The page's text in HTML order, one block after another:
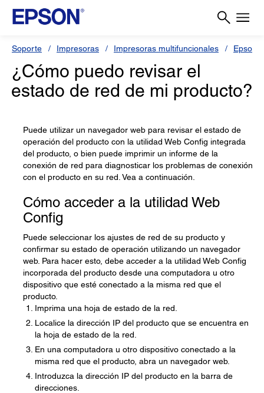
Soporte Impresoras Impresoras multifuncionales Epson
¿Cómo puedo revisar el
estado de red de mi producto?
Puede utilizar un navegador web para revisar el estado de
operación del producto con la utilidad Web Config integrada
del producto, o bien puede imprimir un informe de la
conexión de red para diagnosticar los problemas de conexión
con el producto en su red. Vea a continuación.
Cómo acceder a la utilidad Web
Config
Puede seleccionar los ajustes de red de su producto y
confirmar su estado de operación utilizando un navegador
web. Para hacer esto, debe acceder a la utilidad Web Config
incorporada del producto desde una computadora u otro
dispositivo que esté conectado a la misma red que el
producto.
Imprima una hoja de estado de la red.
Localice la dirección IP del producto que se encuentra en
la hoja de estado de la red.
En una computadora u otro dispositivo conectado a la
misma red que el producto, abra un navegador web.
Introduzca la dirección IP del producto en la barra de
direcciones.